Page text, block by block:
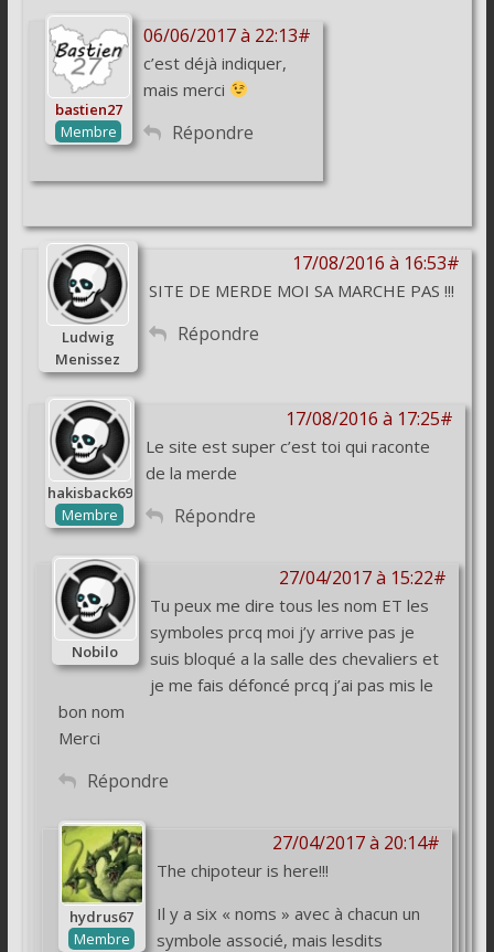
06/06/2017 à 22:13#
bastien27
Membre
c’est déjà indiquer,
mais merci
Répondre
17/08/2016 à 16:53#
Ludwig
Menissez
SITE DE MERDE MOI SA MARCHE PAS !!!
Répondre
17/08/2016 à 17:25#
hakisback69
Membre
Le site est super c’est toi qui raconte
de la merde
Répondre
27/04/2017 à 15:22#
Nobilo
Tu peux me dire tous les nom ET les
symboles prcq moi j’y arrive pas je
suis bloqué a la salle des chevaliers et
je me fais défoncé prcq j’ai pas mis le
bon nom
Merci
Répondre
27/04/2017 à 20:14#
hydrus67
Membre
The chipoteur is here!!!
Il y a six « noms » avec à chacun un
symbole associé, mais lesdits